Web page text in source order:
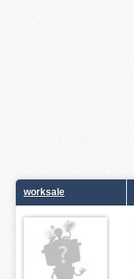
worksale